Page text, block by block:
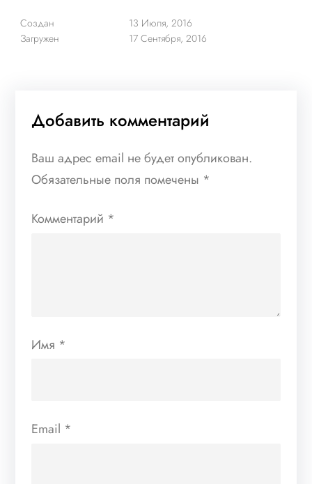
Создан
13 Июля, 2016
Загружен
17 Сентября, 2016
Добавить комментарий
Ваш адрес email не будет опубликован.
Обязательные поля помечены *
Комментарий *
Имя *
Email *